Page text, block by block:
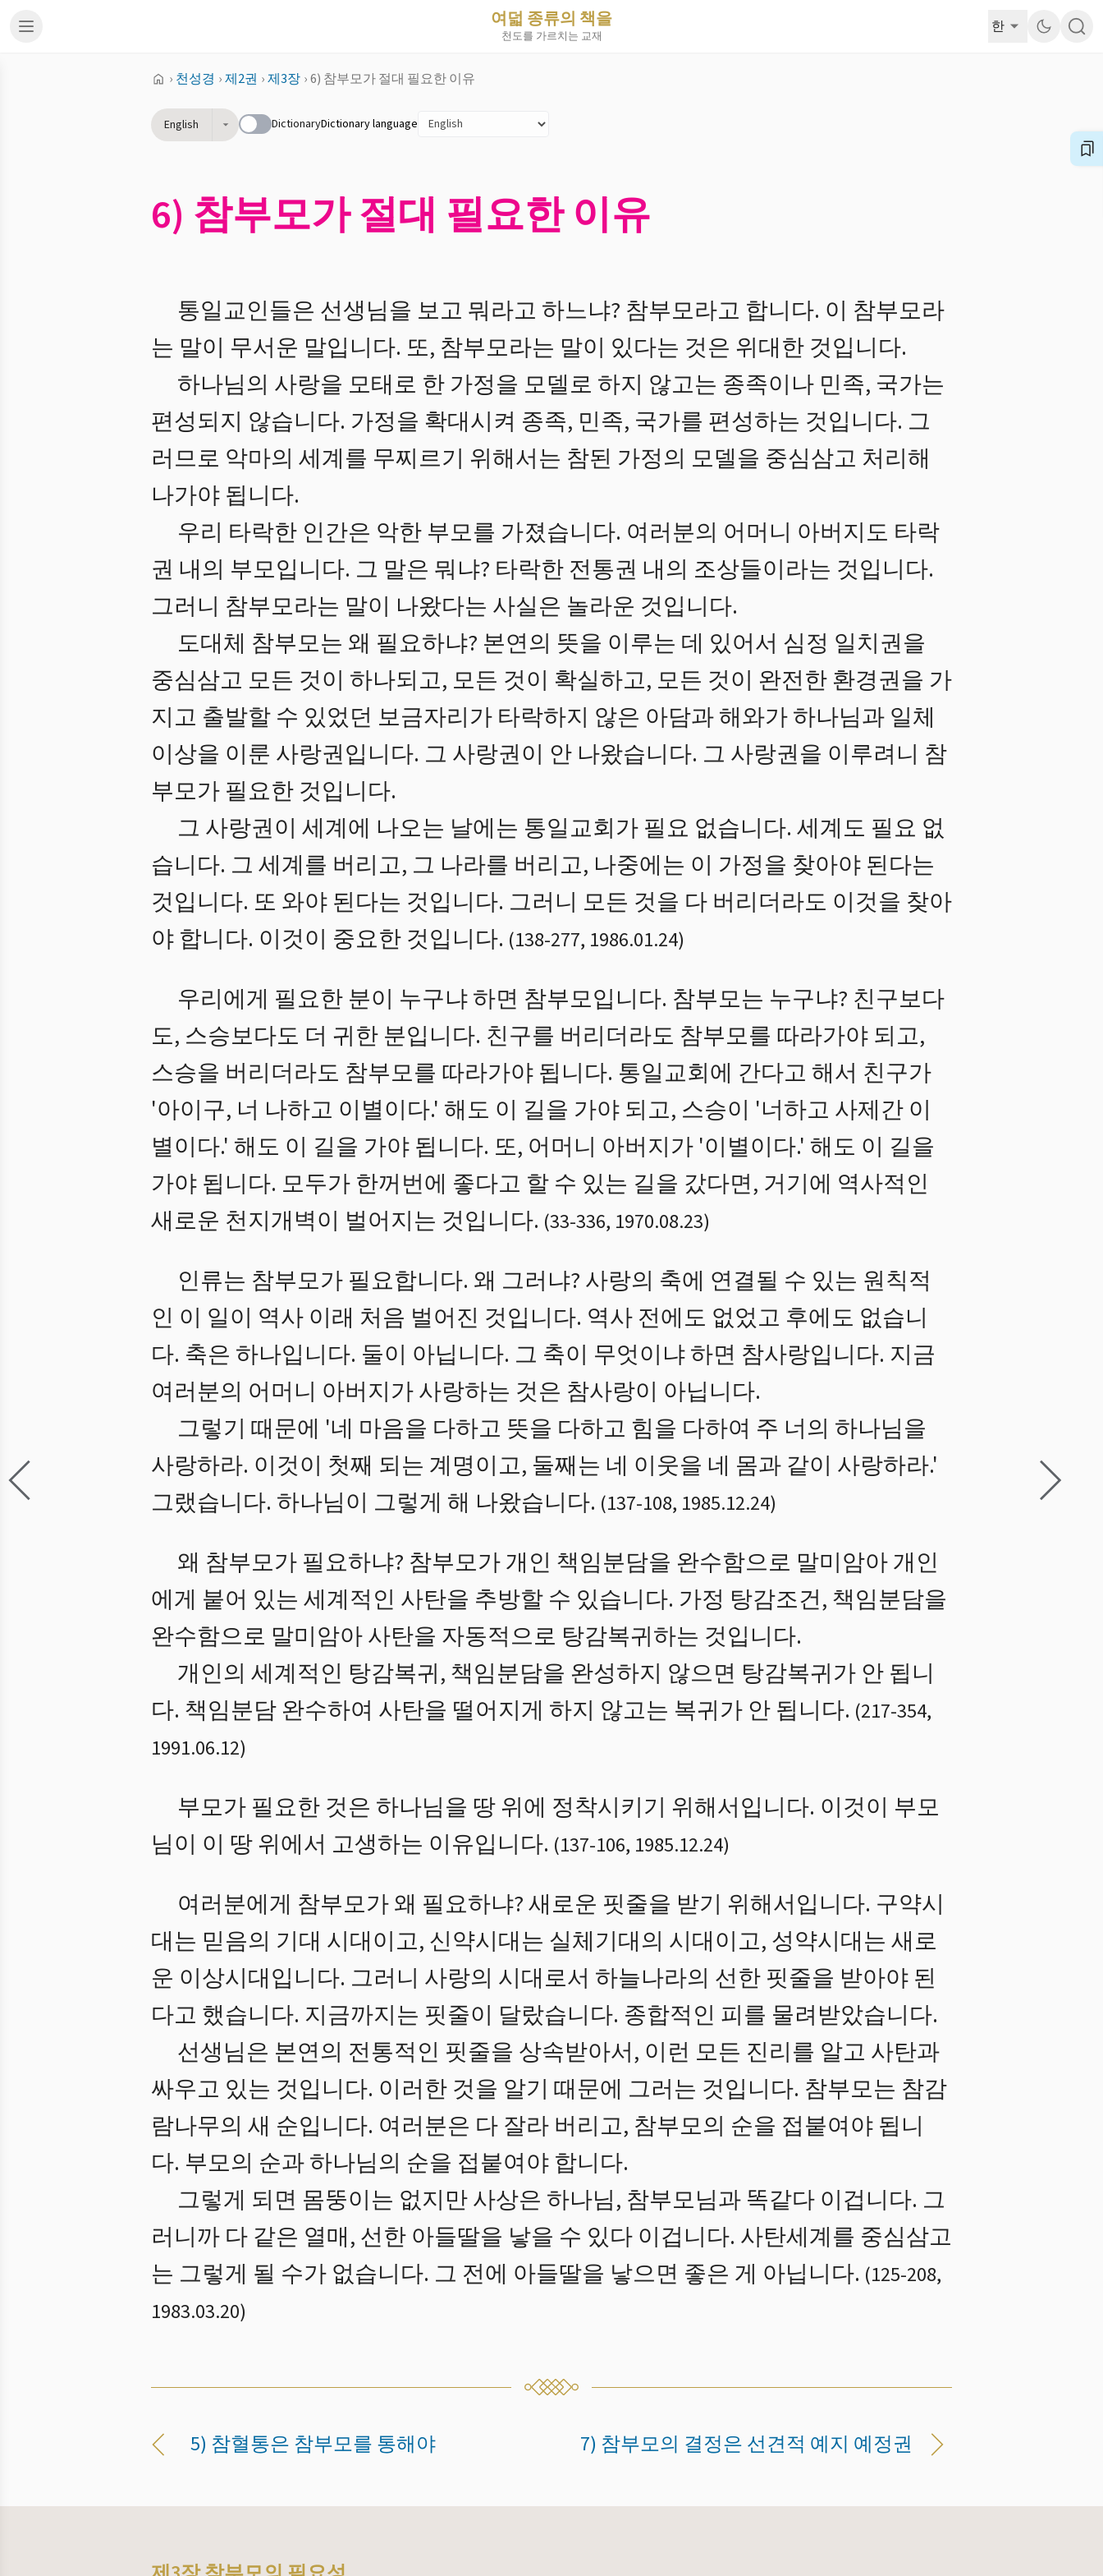
여덟 종류의 책을
천도를 가르치는 교재
한
› 천성경 ›제2권 ›제3장 ›6) 참부모가 절대 필요한 이유
English DictionaryDictionary language
6) 참부모가 절대 필요한 이유
통일교인들은 선생님을 보고 뭐라고 하느냐? 참부모라고 합니다. 이 참부모라
는 말이 무서운 말입니다. 또, 참부모라는 말이 있다는 것은 위대한 것입니다.
하나님의 사랑을 모태로 한 가정을 모델로 하지 않고는 종족이나 민족, 국가는
편성되지 않습니다. 가정을 확대시켜 종족, 민족, 국가를 편성하는 것입니다. 그
러므로 악마의 세계를 무찌르기 위해서는 참된 가정의 모델을 중심삼고 처리해
나가야 됩니다.
우리 타락한 인간은 악한 부모를 가졌습니다. 여러분의 어머니 아버지도 타락
권 내의 부모입니다. 그 말은 뭐냐? 타락한 전통권 내의 조상들이라는 것입니다.
그러니 참부모라는 말이 나왔다는 사실은 놀라운 것입니다.
도대체 참부모는 왜 필요하냐? 본연의 뜻을 이루는 데 있어서 심정 일치권을
중심삼고 모든 것이 하나되고, 모든 것이 확실하고, 모든 것이 완전한 환경권을 가
지고 출발할 수 있었던 보금자리가 타락하지 않은 아담과 해와가 하나님과 일체
이상을 이룬 사랑권입니다. 그 사랑권이 안 나왔습니다. 그 사랑권을 이루려니 참
부모가 필요한 것입니다.
그 사랑권이 세계에 나오는 날에는 통일교회가 필요 없습니다. 세계도 필요 없
습니다. 그 세계를 버리고, 그 나라를 버리고, 나중에는 이 가정을 찾아야 된다는
것입니다. 또 와야 된다는 것입니다. 그러니 모든 것을 다 버리더라도 이것을 찾아
야 합니다. 이것이 중요한 것입니다. (138-277, 1986.01.24)
우리에게 필요한 분이 누구냐 하면 참부모입니다. 참부모는 누구냐? 친구보다
도, 스승보다도 더 귀한 분입니다. 친구를 버리더라도 참부모를 따라가야 되고,
스승을 버리더라도 참부모를 따라가야 됩니다. 통일교회에 간다고 해서 친구가
'아이구, 너 나하고 이별이다.' 해도 이 길을 가야 되고, 스승이 '너하고 사제간 이
별이다.' 해도 이 길을 가야 됩니다. 또, 어머니 아버지가 '이별이다.' 해도 이 길을
가야 됩니다. 모두가 한꺼번에 좋다고 할 수 있는 길을 갔다면, 거기에 역사적인
새로운 천지개벽이 벌어지는 것입니다. (33-336, 1970.08.23)
인류는 참부모가 필요합니다. 왜 그러냐? 사랑의 축에 연결될 수 있는 원칙적
인 이 일이 역사 이래 처음 벌어진 것입니다. 역사 전에도 없었고 후에도 없습니
다. 축은 하나입니다. 둘이 아닙니다. 그 축이 무엇이냐 하면 참사랑입니다. 지금
여러분의 어머니 아버지가 사랑하는 것은 참사랑이 아닙니다.
그렇기 때문에 '네 마음을 다하고 뜻을 다하고 힘을 다하여 주 너의 하나님을
사랑하라. 이것이 첫째 되는 계명이고, 둘째는 네 이웃을 네 몸과 같이 사랑하라.'
그랬습니다. 하나님이 그렇게 해 나왔습니다. (137-108, 1985.12.24)
왜 참부모가 필요하냐? 참부모가 개인 책임분담을 완수함으로 말미암아 개인
에게 붙어 있는 세계적인 사탄을 추방할 수 있습니다. 가정 탕감조건, 책임분담을
완수함으로 말미암아 사탄을 자동적으로 탕감복귀하는 것입니다.
개인의 세계적인 탕감복귀, 책임분담을 완성하지 않으면 탕감복귀가 안 됩니
다. 책임분담 완수하여 사탄을 떨어지게 하지 않고는 복귀가 안 됩니다. (217-354,
1991.06.12)
부모가 필요한 것은 하나님을 땅 위에 정착시키기 위해서입니다. 이것이 부모
님이 이 땅 위에서 고생하는 이유입니다. (137-106, 1985.12.24)
여러분에게 참부모가 왜 필요하냐? 새로운 핏줄을 받기 위해서입니다. 구약시
대는 믿음의 기대 시대이고, 신약시대는 실체기대의 시대이고, 성약시대는 새로
운 이상시대입니다. 그러니 사랑의 시대로서 하늘나라의 선한 핏줄을 받아야 된
다고 했습니다. 지금까지는 핏줄이 달랐습니다. 종합적인 피를 물려받았습니다.
선생님은 본연의 전통적인 핏줄을 상속받아서, 이런 모든 진리를 알고 사탄과
싸우고 있는 것입니다. 이러한 것을 알기 때문에 그러는 것입니다. 참부모는 참감
람나무의 새 순입니다. 여러분은 다 잘라 버리고, 참부모의 순을 접붙여야 됩니
다. 부모의 순과 하나님의 순을 접붙여야 합니다.
그렇게 되면 몸뚱이는 없지만 사상은 하나님, 참부모님과 똑같다 이겁니다. 그
러니까 다 같은 열매, 선한 아들딸을 낳을 수 있다 이겁니다. 사탄세계를 중심삼고
는 그렇게 될 수가 없습니다. 그 전에 아들딸을 낳으면 좋은 게 아닙니다. (125-208,
1983.03.20)
5) 참혈통은 참부모를 통해야 7) 참부모의 결정은 선견적 예지 예정권